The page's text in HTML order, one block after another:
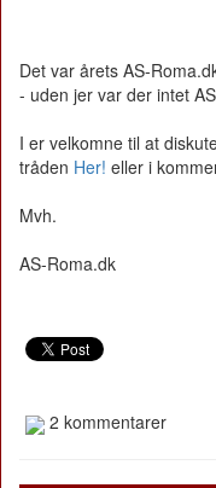
Det var årets AS-
- uden jer var der intet
I er velkomne til at
tråden Her! eller i
Mvh.
AS-Roma.dk
2 kommentarer